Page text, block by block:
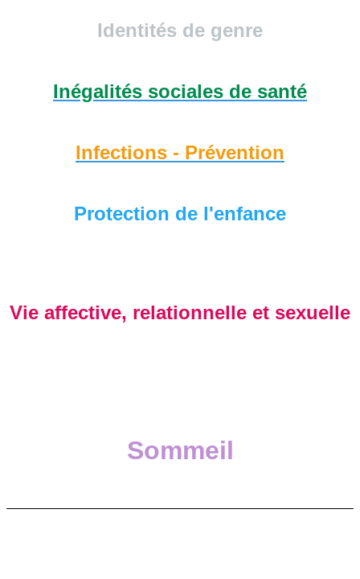
Identités de genre
Inégalités sociales de santé
Infections - Prévention
Protection de l'enfance
Vie affective, relationnelle et sexuelle
Sommeil